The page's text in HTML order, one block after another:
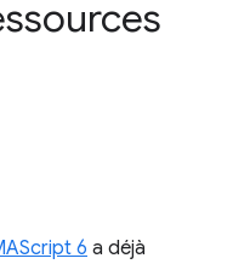
6 a déjà